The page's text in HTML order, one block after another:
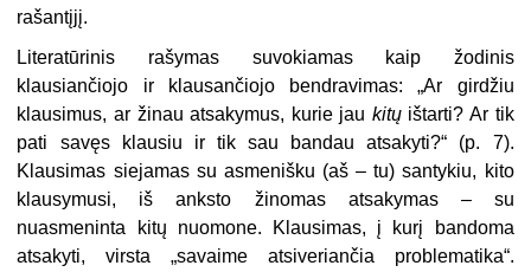
rašantįjį.
Literatūrinis rašymas suvokiamas kaip žodinis
klausiančiojo ir klau­sančiojo bendravimas: „Ar girdžiu
klausimus, ar žinau atsakymus, ku­rie jau kitųištarti? Ar tik
pati sa­vęs klausiu ir tik sau bandau atsa­kyti?“ (p. 7).
Klausimas siejamas su asmenišku (aš – tu) santykiu, kito
klausymusi, iš anksto žinomas atsa­kymas – su
nuasmeninta kitų nuomone. Klausimas, į kurį bandoma
atsakyti, virsta „savaime atsiverian­čia problematika“.